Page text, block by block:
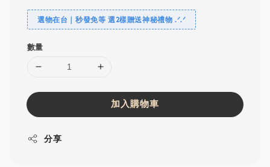
選物在台｜秒發免等 選2樣贈送神秘禮物 .ᐟ‪‪.ᐟ
數量
加入購物車
分享